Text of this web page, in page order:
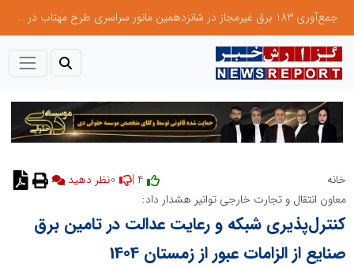
جمع‌آوری 183 برق غیرمجاز در شانزدهمین مانور سراسری طرح مهتاب در استان تهران
خانه
نظر دهید
معاون انتقال و تجارت خارجی توانیر هشدار داد:
کنترل‌پذیری شبکه و رعایت عدالت در تامین برق
صنایع از الزامات عبور از زمستان 1404